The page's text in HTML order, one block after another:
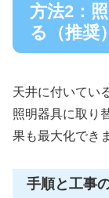
方法2：
る（推奨）
天井に付いてい
照明器具に取り
果も最大化でき
手順と工事